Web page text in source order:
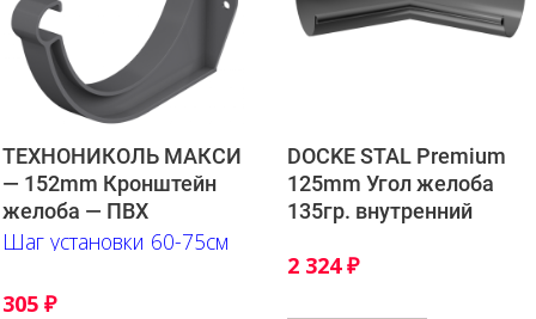
ТЕХНОНИКОЛЬ МАКСИ
— 152mm Кронштейн
желоба — ПВХ
Шаг установки 60-75см
305 ₽
DOCKE STAL Premium
125mm Угол желоба
135гр. внутренний
2 324₽